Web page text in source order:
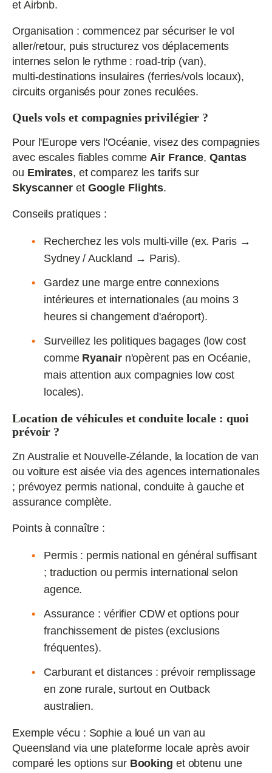
et Airbnb.
Organisation : commencez par sécuriser le vol
aller/retour, puis structurez vos déplacements
internes selon le rythme : road‑trip (van),
multi‑destinations insulaires (ferries/vols locaux),
circuits organisés pour zones reculées.
Quels vols et compagnies privilégier ?
Pour l'Europe vers l'Océanie, visez des compagnies
avec escales fiables commeAir France,Qantas
ou Emirates, et comparez les tarifs sur
Skyscanner et Google Flights.
Conseils pratiques :
Recherchez les vols multi‑ville (ex. Paris →
Sydney / Auckland → Paris).
Gardez une marge entre connexions
intérieures et internationales (au moins 3
heures si changement d'aéroport).
Surveillez les politiques bagages (low cost
comme Ryanairn'opèrent pas en Océanie,
mais attention aux compagnies low cost
locales).
Location de véhicules et conduite locale : quoi
prévoir ?
Zn Australie et Nouvelle‑Zélande, la location de van
ou voiture est aisée via des agences internationales
; prévoyez permis national, conduite à gauche et
assurance complète.
Points à connaître :
Permis : permis national en général suffisant
; traduction ou permis international selon
agence.
Assurance : vérifier CDW et options pour
franchissement de pistes (exclusions
fréquentes).
Carburant et distances : prévoir remplissage
en zone rurale, surtout en Outback
australien.
Exemple vécu : Sophie a loué un van au
Queensland via une plateforme locale après avoir
comparé les options sur Booking et obtenu une